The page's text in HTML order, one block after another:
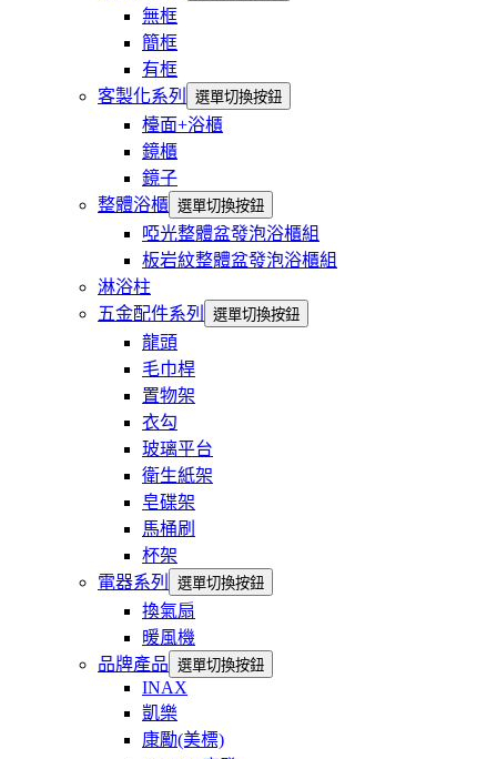
無框
簡框
有框
客製化系列
選單切換按鈕
檯面+浴櫃
鏡櫃
鏡子
整體浴櫃 選單切換按鈕
啞光整體盆發泡浴櫃組
板岩紋整體盆發泡浴櫃組
淋浴柱
五金配件系列
選單切換按鈕
龍頭
毛巾桿
置物架
衣勾
玻璃平台
衛生紙架
皂碟架
馬桶刷
杯架
電器系列
選單切換按鈕
換氣扇
暖風機
品牌產品 選單切換按鈕
INAX
凱樂
康勵(美標)